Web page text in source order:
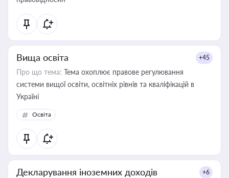
Вища освіта +45
Про що тема: Тема охоплює правове регулювання
системи вищої освіти, освітніх рівнів та кваліфікацій в
Україні
Освіта
Декларування іноземних доходів +6